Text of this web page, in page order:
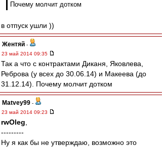
Почему молчит дотком
в отпуск ушли ))
Жентяй -
23 май 2014 09:35
Так а что с контрактами Диканя, Яковлева,
Реброва (у всех до 30.06.14) и Макеева (до
31.12.14). Почему молчит дотком
Matvey99 -
23 май 2014 09:23
rwOleg
---------
Ну я как бы не утверждаю, возможно это